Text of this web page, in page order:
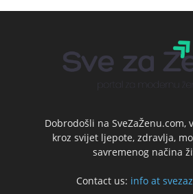
Dobrodošli na SveZaŽenu.com,
kroz svijet ljepote, zdravlja,
savremenog načina
Contact us: info at